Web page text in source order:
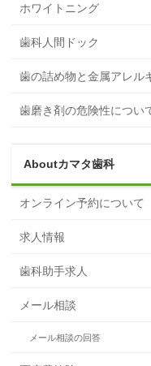
ホワイトニング
歯科人間ドック
歯の詰め物と金属アレル
歯磨き剤の危険性につい
Aboutカマタ歯科
オンライン予約について
求人情報
歯科助手求人
メール相談
メール相談の回答